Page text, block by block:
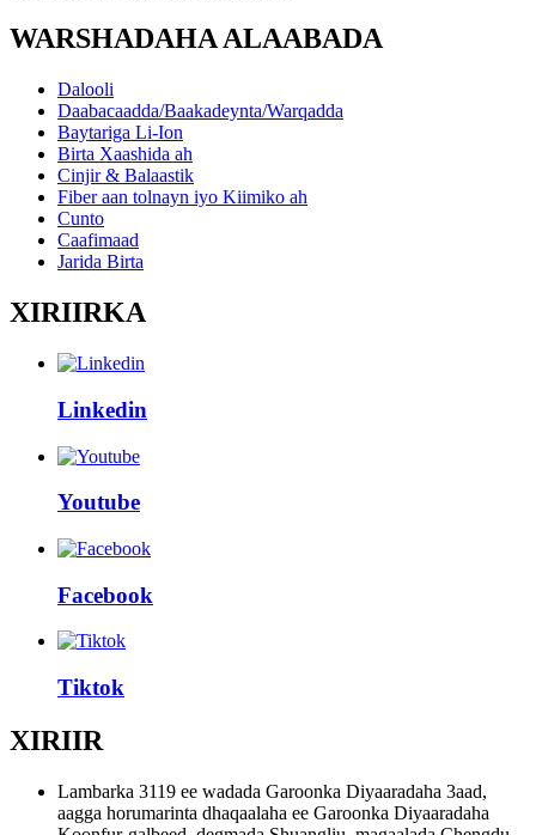
WARSHADAHA ALAABADA
Dalooli
Daabacaadda/Baakadeynta/Warqadda
Baytariga Li-Ion
Birta Xaashida ah
Cinjir & Balaastik
Fiber aan tolnayn iyo Kiimiko ah
Cunto
Caafimaad
Jarida Birta
XIRIIRKA
Linkedin
Youtube
Facebook
Tiktok
XIRIIR
Lambarka 3119 ee wadada Garoonka Diyaaradaha 3aad,
aagga horumarinta dhaqaalaha ee Garoonka Diyaaradaha